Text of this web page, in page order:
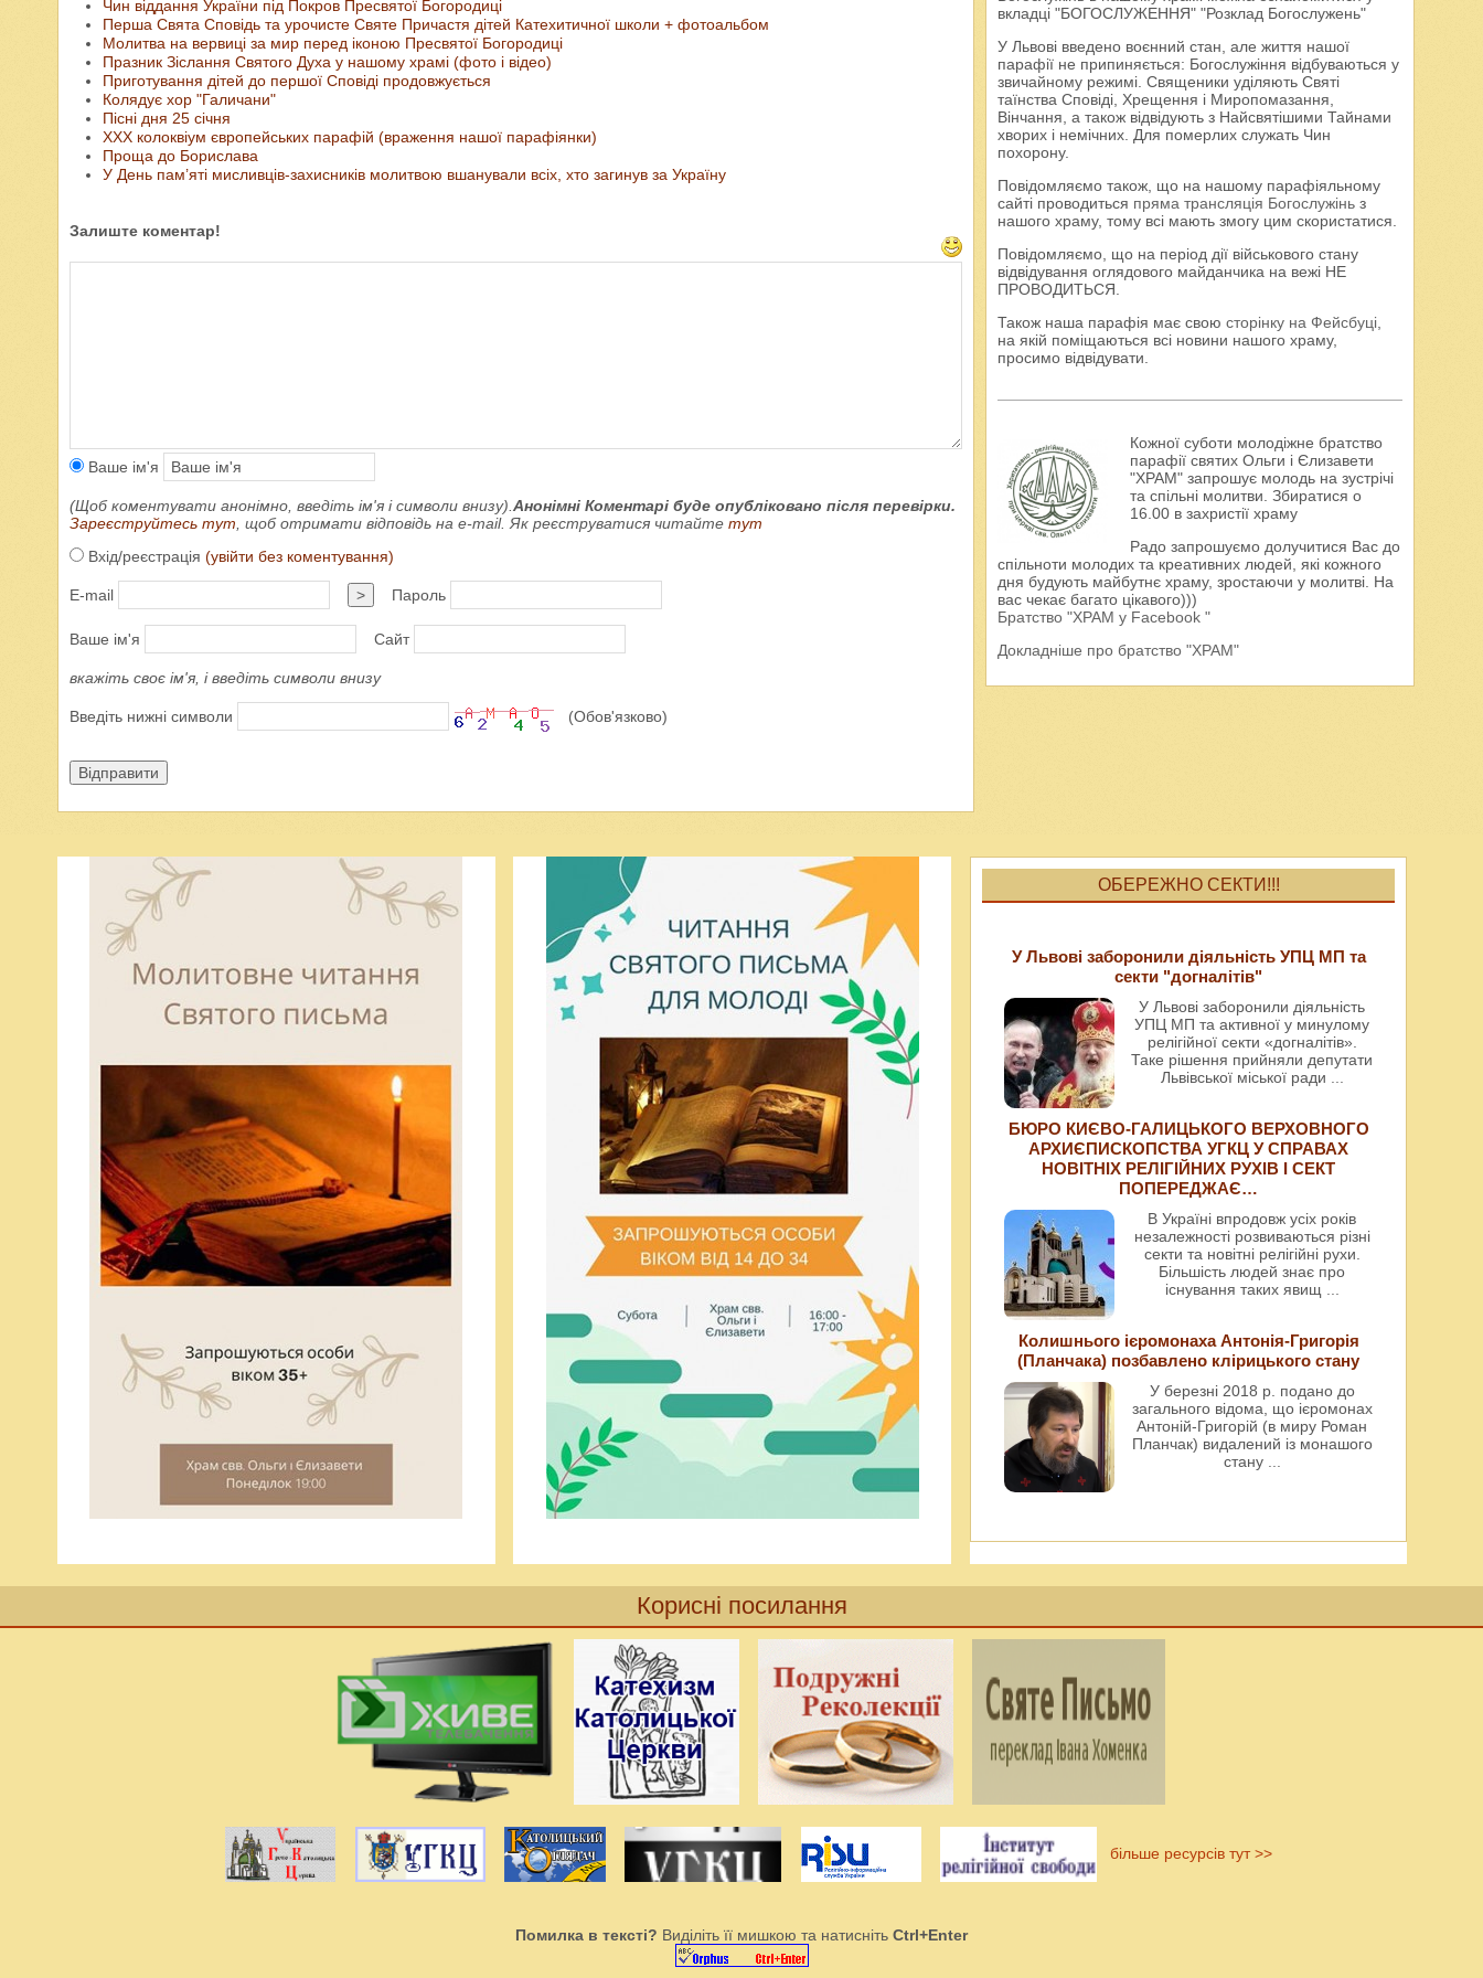
Чин віддання України під Покров Пресвятої Богородиці
Перша Свята Сповідь та урочисте Святе Причастя дітей Катехитичної школи + фотоальбом
Молитва на вервиці за мир перед іконою Пресвятої Богородиці
Празник Зіслання Святого Духа у нашому храмі (фото і відео)
Приготування дітей до першої Сповіді продовжується
Колядує хор "Галичани"
Пісні дня 25 січня
ХХХ колоквіум європейських парафій (враження нашої парафіянки)
Проща до Борислава
У День пам’яті мисливців-захисників молитвою вшанували всіх, хто загинув за Україну
Залиште коментар!
Ваше ім'я
(Щоб коментувати анонімно, введіть ім'я і символи внизу).Анонімні Коментарі буде опубліковано після перевірки.
Зареєструйтесь тут, щоб отримати відповідь на e-mail. Як реєструватися читайте тут
Вхід/реєстрація (увійти без коментування)
E-mail > Пароль
Ваше ім'я Сайт
вкажіть своє ім'я, і введіть символи внизу
Введіть нижні символи (Обов'язково)
Відправити
вкладці "БОГОСЛУЖЕННЯ" "Розклад Богослужень"
У Львові введено воєнний стан, але життя нашої
парафії не припиняється: Богослужіння відбуваються у
звичайному режимі. Священики уділяють Святі
таїнства Сповіді, Хрещення і Миропомазання,
Вінчання, а також відвідують з Найсвятішими Тайнами
хворих і немічних. Для померлих служать Чин
похорону.
Повідомляємо також, що на нашому парафіяльному
сайті проводиться пряма трансляція Богослужіньз
нашого храму, тому всі мають змогу цим скористатися.
Повідомляємо, що на період дії військового стану
відвідування оглядового майданчика на вежі НЕ
ПРОВОДИТЬСЯ.
Також наша парафія має свою сторінку на Фейсбуці,
на якій поміщаються всі новини нашого храму,
просимо відвідувати.
Кожної суботи молодіжне братство
парафії святих Ольги і Єлизавети
"ХРАМ" запрошує молодь на зустрічі
та спільні молитви. Збиратися о
16.00 в захристії храму
Радо запрошуємо долучитися Вас до
спільноти молодих та креативних людей, які кожного
дня будують майбутнє храму, зростаючи у молитві. На
вас чекає багато цікавого)))
Братство "ХРАМ у Facebook "
Докладніше про братство "ХРАМ"
ОБЕРЕЖНО СЕКТИ!!!
У Львові заборонили діяльність УПЦ МП та
секти "догналітів"
У Львові заборонили діяльність
УПЦ МП та активної у минулому
релігійної секти «догналітів».
Таке рішення прийняли депутати
Львівської міської ради
БЮРО КИЄВО-ГАЛИЦЬКОГО ВЕРХОВНОГО
АРХИЄПИСКОПСТВА УГКЦ У СПРАВАХ
НОВІТНІХ РЕЛІГІЙНИХ РУХІВ І СЕКТ
ПОПЕРЕДЖАЄ…
В Україні впродовж усіх років
незалежності розвиваються різні
секти та новітні релігійні рухи.
Більшість людей знає про
існування таких явищ
Колишнього ієромонаха Антонія-Григорія
(Планчака) позбавлено клірицького стану
У березні 2018 р. подано до
загального відома, що ієромонах
Антоній-Григорій (в миру Роман
Планчак) видалений із монашого
стану
Корисні посилання
більше ресурсів тут >>
Помилка в тексті? Виділіть її мишкою та натисніть Ctrl+Enter